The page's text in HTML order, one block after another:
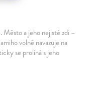
Město a jeho nejisté zdi –
volně navazuje na
se prolíná s jeho